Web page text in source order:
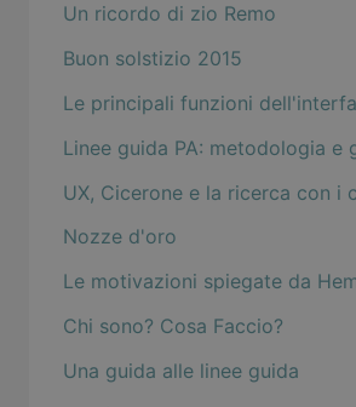
Un ricordo di zio Remo
Buon solstizio 2015
Le principali funzioni
Linee guida PA: metodologia e
UX, Cicerone e la ricerca con i
Nozze d'oro
Le motivazioni spiegate da
Chi sono? Cosa Faccio?
Una guida alle linee guida